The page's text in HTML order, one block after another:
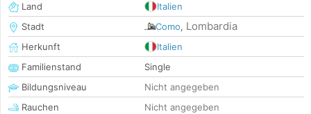
Land
Italien
Stadt
Como, Lombardia
Herkunft
Italien
Familienstand
Single
Bildungsniveau
Nicht angegeben
Rauchen
Nicht angegeben